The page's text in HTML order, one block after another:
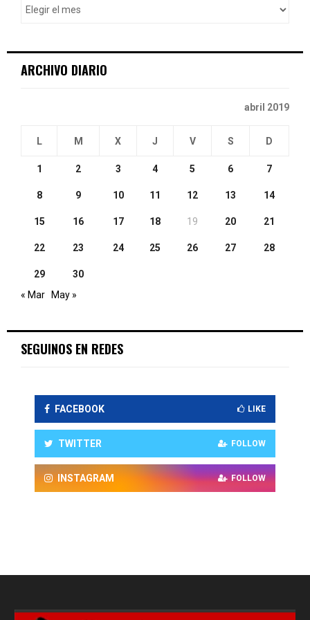
ARCHIVO DIARIO
abril 2019
L M X J V S D
1 2 3 4 5 6 7
8 9 10 11 12 13 14
15 16 17 18 19 20 21
22 23 24 25 26 27 28
29
30
« Mar
May »
SEGUINOS EN REDES
FACEBOOK LIKE
TWITTER FOLLOW
INSTAGRAM FOLLOW